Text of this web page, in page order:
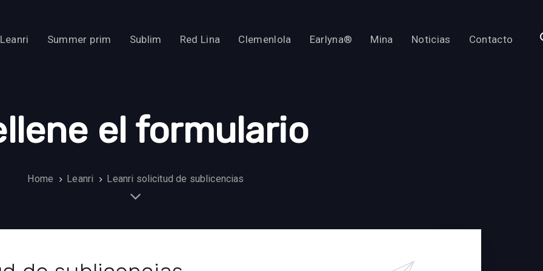
Leanri Summer prim Sublim Red Lina Clemenlola Earlyna® Mina Noticias Contacto
el formulario
Home Leanri Leanri solicitud de sublicencias